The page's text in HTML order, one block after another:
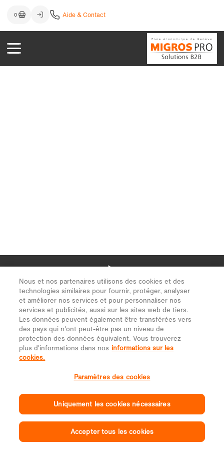
Nous et nos partenaires utilisons des cookies et des
technologies similaires pour fournir, protéger, analyser
et améliorer nos services et pour personnaliser nos
services et publicités, aussi sur les sites web de tiers.
Les données peuvent également être transférées vers
des pays qui n'ont peut-être pas un niveau de
protection des données équivalent. Vous trouverez
plus d'informations dans nos informations sur les
cookies.
Paramètres des cookies
Uniquement les cookies nécessaires
Accepter tous les cookies